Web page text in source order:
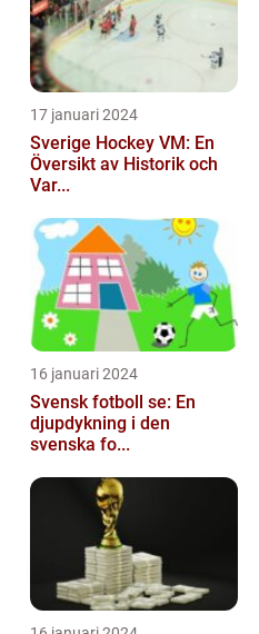
17 januari 2024
Sverige Hockey VM: En
Översikt av Historik och
Var...
16 januari 2024
Svensk fotboll se: En
djupdykning i den
svenska fo...